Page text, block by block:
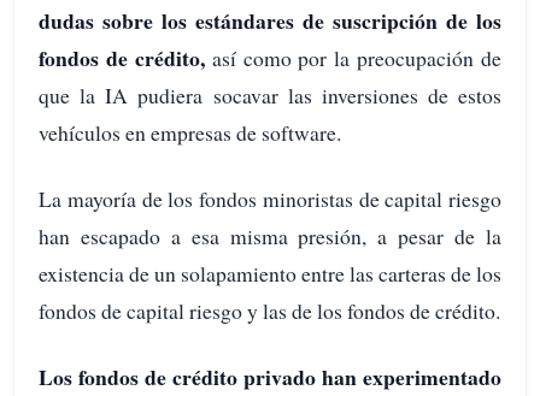
dudas sobre los estándares de suscripción de los
fondos de crédito, así como por la preocupación de
que la IA pudiera socavar las inversiones de estos
vehículos en empresas de software.
La mayoría de los fondos minoristas de capital riesgo
han escapado a esa misma presión, a pesar de la
existencia de un solapamiento entre las carteras de los
fondos de capital riesgo y las de los fondos de crédito.
Los fondos de crédito privado han experimentado